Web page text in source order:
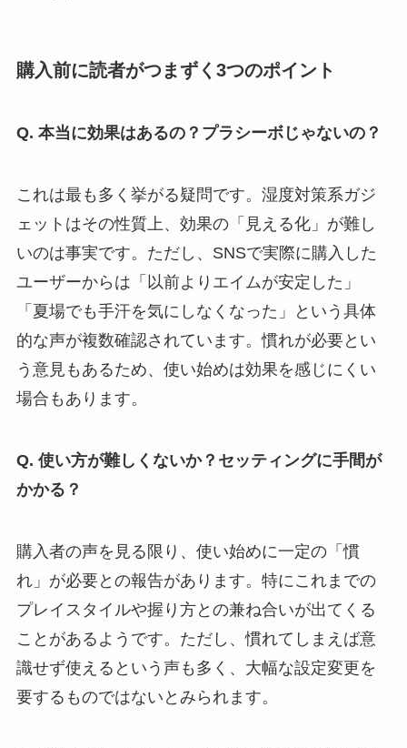
購入前に読者がつまずく3つのポイント
Q. 本当に効果はあるの？プラシーボじゃないの？
これは最も多く挙がる疑問です。湿度対策系ガジ
ェットはその性質上、効果の「見える化」が難し
いのは事実です。ただし、SNSで実際に購入した
ユーザーからは「以前よりエイムが安定した」
「夏場でも手汗を気にしなくなった」という具体
的な声が複数確認されています。慣れが必要とい
う意見もあるため、使い始めは効果を感じにくい
場合もあります。
Q. 使い方が難しくないか？セッティングに手間が
かかる？
購入者の声を見る限り、使い始めに一定の「慣
れ」が必要との報告があります。特にこれまでの
プレイスタイルや握り方との兼ね合いが出てくる
ことがあるようです。ただし、慣れてしまえば意
識せず使えるという声も多く、大幅な設定変更を
要するものではないとみられます。